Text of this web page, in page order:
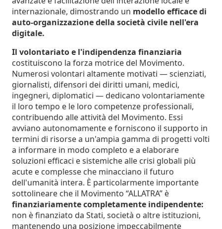
internazionale, dimostrando un modello efficace di
auto-organizzazione della società civile nell'era
digitale.
Il volontariato e l'indipendenza finanziaria
costituiscono la forza motrice del Movimento.
Numerosi volontari altamente motivati — scienziati,
giornalisti, difensori dei diritti umani, medici,
ingegneri, diplomatici — dedicano volontariamente
il loro tempo e le loro competenze professionali,
contribuendo alle attività del Movimento. Essi
avviano autonomamente e forniscono il supporto in
termini di risorse a un'ampia gamma di progetti volti
a informare in modo completo e a elaborare
soluzioni efficaci e sistemiche alle crisi globali più
acute e complesse che minacciano il futuro
dell'umanità intera. È particolarmente importante
sottolineare che il Movimento “ALLATRA” è
finanziariamente completamente indipendente:
non è finanziato da Stati, società o altre istituzioni,
mantenendo una posizione impeccabilmente